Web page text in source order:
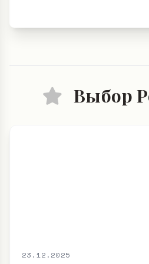
Выбор
23.12.2025